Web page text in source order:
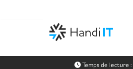
Temps de lecture :